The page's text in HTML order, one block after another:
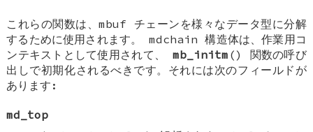
これらの関数は、mbuf チェーンを様々なデータ型に分解
するために使用されます。mdchain 構造体は、作業用コ
ンテキストとして使用されて、mb_initm () 関数の呼び
出しで初期化されるべきです。それには次のフィールドが
あります:
md_top